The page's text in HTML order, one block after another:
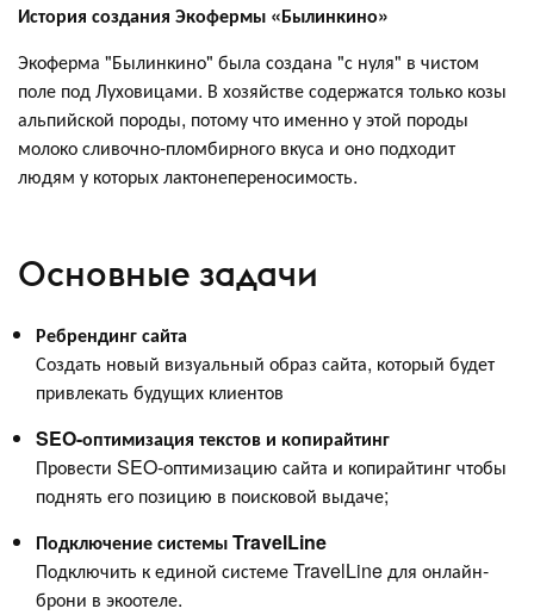
История создания Экофермы «Былинкино»
Экоферма "Былинкино" была создана "с нуля" в чистом
поле под Луховицами. В хозяйстве содержатся только козы
альпийской породы, потому что именно у этой породы
молоко сливочно-пломбирного вкуса и оно подходит
людям у которых лактонепереносимость.
Основные задачи
Ребрендинг сайта
Создать новый визуальный образ сайта, который будет
привлекать будущих клиентов
SEO-оптимизация текстов и копирайтинг
Провести SEO-оптимизацию сайта и копирайтинг чтобы
поднять его позицию в поисковой выдаче;
Подключение системы TravelLine
Подключить к единой системе TravelLine для онлайн-
брони в экоотеле.